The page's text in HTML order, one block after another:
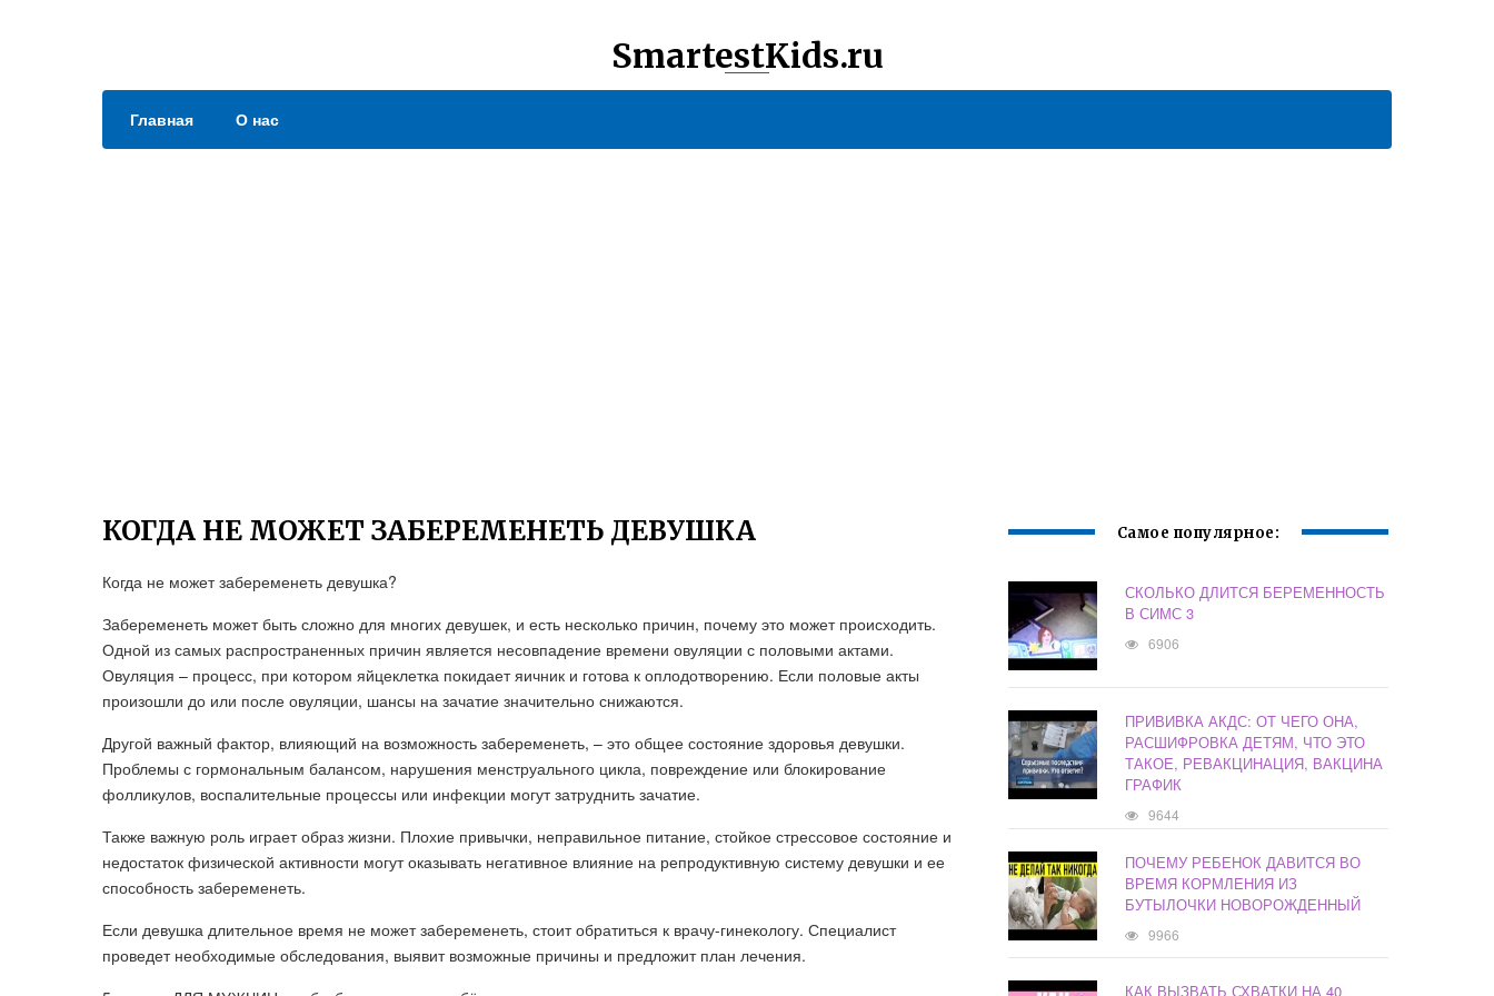
SmartestKids.ru
Главная О нас
КОГДА НЕ МОЖЕТ ЗАБЕРЕМЕНЕТЬ ДЕВУШКА
Когда не может забеременеть девушка?
Забеременеть может быть сложно для многих девушек, и есть несколько причин, почему это может происходить.
Одной из самых распространенных причин является несовпадение времени овуляции с половыми актами.
Овуляция – процесс, при котором яйцеклетка покидает яичник и готова к оплодотворению. Если половые акты
произошли до или после овуляции, шансы на зачатие значительно снижаются.
Другой важный фактор, влияющий на возможность забеременеть, – это общее состояние здоровья девушки.
Проблемы с гормональным балансом, нарушения менструального цикла, повреждение или блокирование
фолликулов, воспалительные процессы или инфекции могут затруднить зачатие.
Также важную роль играет образ жизни. Плохие привычки, неправильное питание, стойкое стрессовое состояние и
недостаток физической активности могут оказывать негативное влияние на репродуктивную систему девушки и ее
способность забеременеть.
Если девушка длительное время не может забеременеть, стоит обратиться к врачу-гинекологу. Специалист
проведет необходимые обследования, выявит возможные причины и предложит план лечения.
Самое популярное:
СКОЛЬКО ДЛИТСЯ БЕРЕМЕННОСТЬ
В СИМС 3
6906
ПРИВИВКА АКДС: ОТ ЧЕГО ОНА,
РАСШИФРОВКА ДЕТЯМ, ЧТО ЭТО
ТАКОЕ, РЕВАКЦИНАЦИЯ, ВАКЦИНА
ГРАФИК
9644
ПОЧЕМУ РЕБЕНОК ДАВИТСЯ ВО
ВРЕМЯ КОРМЛЕНИЯ ИЗ
БУТЫЛОЧКИ НОВОРОЖДЕННЫЙ
9966
КАК ВЫЗВАТЬ СХВАТКИ НА 40